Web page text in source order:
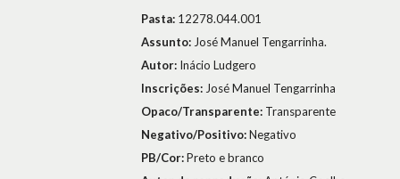
Pasta: 12278.044.001
Assunto: José Manuel Tengarrinha.
Autor: Inácio Ludgero
Inscrições: José Manuel Tengarrinha
Opaco/Transparente: Transparente
Negativo/Positivo:Negativo
PB/Cor:Preto e branco